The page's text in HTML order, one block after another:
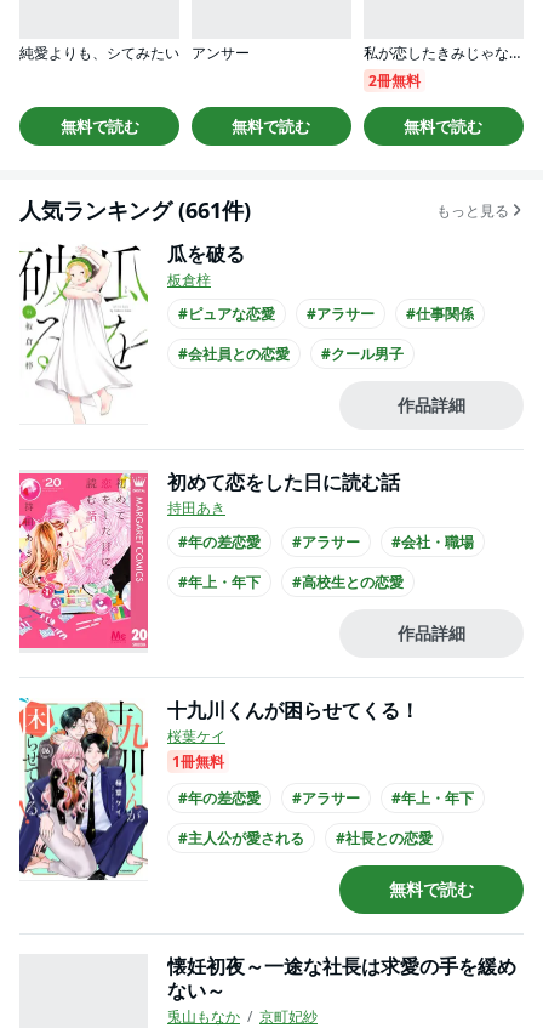
純愛よりも、シてみたい
無料で読む
アンサー
無料で読む
私が恋したきみじゃない（分冊版）
2冊無料
無料で読む
人気ランキング (661件) もっと見る
瓜を破る
板倉梓
#ピュアな恋愛
#アラサー
#仕事関係
#会社員との恋愛
#クール男子
#主人公が会社員
作品詳細
初めて恋をした日に読む話
持田あき
#年の差恋愛
#アラサー
#会社・職場
#年上・年下
#高校生との恋愛
作品詳細
十九川くんが困らせてくる！
桜葉ケイ
1冊無料
#年の差恋愛
#アラサー
#年上・年下
#主人公が愛される
#社長との恋愛
#主人公が20代女性
#黒髪男子
無料で読む
懐妊初夜～一途な社長は求愛の手を緩め
ない～
兎山もなか
京町妃紗